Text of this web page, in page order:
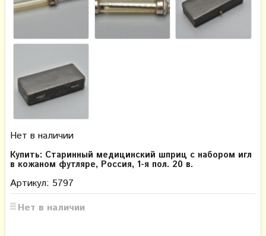
Нет в наличии
Купить: Старинный медицинский шприц с набором игл
в кожаном футляре, Россия, 1-я пол. 20 в.
Артикул: 5797
Нет в наличии